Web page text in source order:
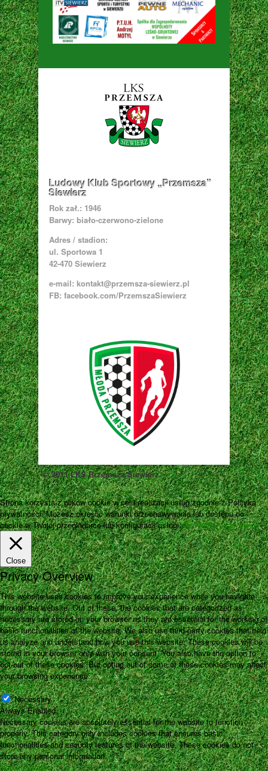
Ludowy Klub Sportowy „Przemsza”
Siewierz
Rok zał.: 1946
Barwy: biało-czerwono-zielone
Adres / stadion:
ul. Sportowa 1
42-470 Siewierz
e-mail: kontakt@przemsza-siewierz.pl
FB: facebook.com/PrzemszaSiewierz
© 2011 LKS Przemsza Siewierz
Strona korzysta z plików cookie w celu realizacji usług zgodnie z Polityką
prywatności. Możesz określić warunki przechowywania lub dostępu do
cookie w Twojej przeglądarce lub konfiguracji usługi.Zamknij Pokaż więcej
Close
Privacy Overview
This website uses cookies to improve your experience while you navigate
through the website. Out of these, the cookies that are categorized as
necessary are stored on your browser as they are essential for the working of
basic functionalities of the website. We also use third-party cookies that help
us analyze and understand how you use this website. These cookies will be
stored in your browser only with your consent. You also have the option to
opt-out of these cookies. But opting out of some of these cookies may affect
your browsing experience.
Necessary
Necessary
Always Enabled
Necessary cookies are absolutely essential for the website to function
properly. This category only includes cookies that ensures basic
functionalities and security features of the website. These cookies do not
store any personal information.
Non-necessary